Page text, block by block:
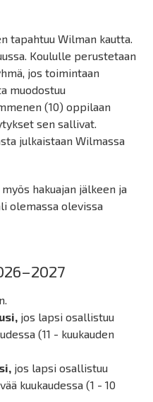
tapahtuu Wilman kautta.
Koululle perustetaan
jos toimintaan
muodostuu
(10) oppilaan
sen sallivat.
julkaistaan Wilmassa
hakuajan jälkeen ja
olemassa olevissa
jos lapsi osallistuu
(11 - kuukauden
jos lapsi osallistuu
kuukaudessa (1 - 10